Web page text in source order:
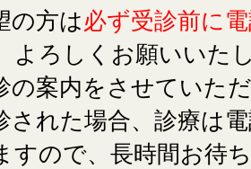
の方は必ず受診前に
よろしくお願いいた
の案内をさせていた
された場合、診療は
すので、長時間お待